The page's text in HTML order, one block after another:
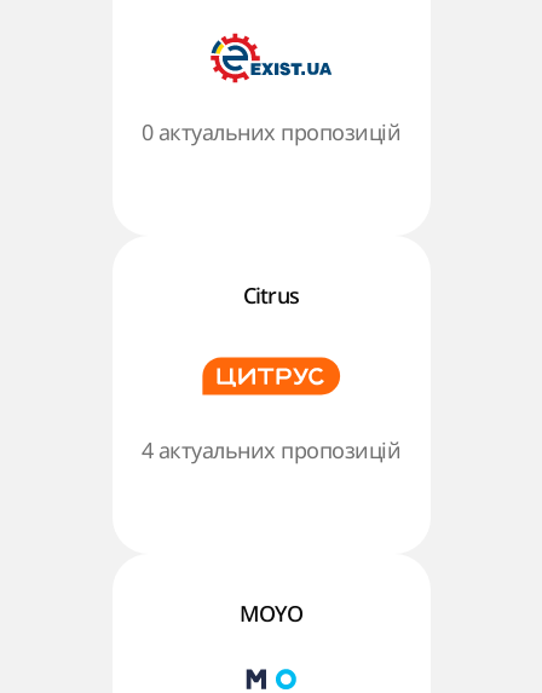
0 актуальних пропозицій
Citrus
4 актуальних пропозицій
MOYO